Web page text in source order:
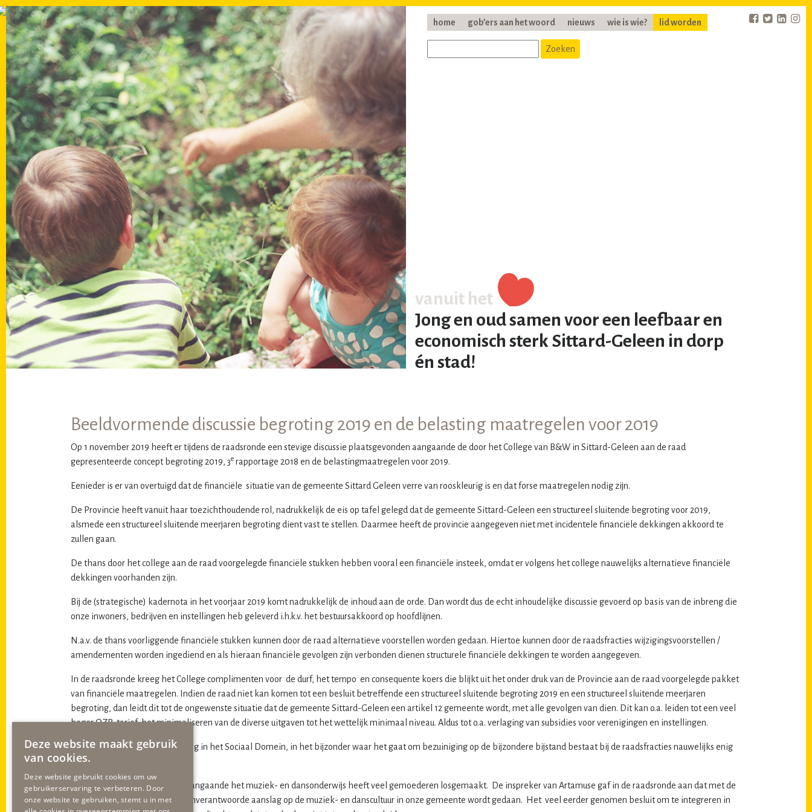
home gob’ers aan het woord nieuws wie is wie? lid worden
vanuit het
Jong en oud samen voor een leefbaar en
economisch sterk Sittard-Geleen in dorp
én stad!
Beeldvormende discussie begroting 2019 en de belasting maatregelen voor 2019
Op 1 november 2019 heeft er tijdens de raadsronde een stevige discussie plaatsgevonden aangaande de door het College van B&W in Sittard-Geleen aan de raad
gepresenteerde concept begroting 2019, 3e rapportage 2018 en de belastingmaatregelen voor 2019.
Eenieder is er van overtuigd dat de financiële situatie van de gemeente Sittard Geleen verre van rooskleurig is en dat forse maatregelen nodig zijn.
De Provincie heeft vanuit haar toezichthoudende rol, nadrukkelijk de eis op tafel gelegd dat de gemeente Sittard-Geleen een structureel sluitende begroting voor 2019,
alsmede een structureel sluitende meerjaren begroting dient vast te stellen. Daarmee heeft de provincie aangegeven niet met incidentele financiële dekkingen akkoord te
zullen gaan.
De thans door het college aan de raad voorgelegde financiële stukken hebben vooral een financiële insteek, omdat er volgens het college nauwelijks alternatieve financiële
dekkingen voorhanden zijn.
Bij de (strategische) kadernota in het voorjaar 2019 komt nadrukkelijk de inhoud aan de orde. Dan wordt dus de echt inhoudelijke discussie gevoerd op basis van de inbreng die
onze inwoners, bedrijven en instellingen heb geleverd i.h.k.v. het bestuursakkoord op hoofdlijnen.
N.a.v. de thans voorliggende financiële stukken kunnen door de raad alternatieve voorstellen worden gedaan. Hiertoe kunnen door de raadsfracties wijzigingsvoorstellen /
amendementen worden ingediend en als hieraan financiële gevolgen zijn verbonden dienen structurele financiële dekkingen te worden aangegeven.
In de raadsronde kreeg het College complimenten voor de durf, het tempo en consequente koers die blijkt uit het onder druk van de Provincie aan de raad voorgelegde pakket
van financiële maatregelen. Indien de raad niet kan komen tot een besluit betreffende een structureel sluitende begroting 2019 en een structureel sluitende meerjaren
begroting, dan leidt dit tot de ongewenste situatie dat de gemeente Sittard-Geleen een artikel 12 gemeente wordt, met alle gevolgen van dien. Dit kan o.a. leiden tot een veel
hoger OZB-tarief, het minimaliseren van de diverse uitgaven tot het wettelijk minimaal niveau. Aldus tot o.a. verlaging van subsidies voor verenigingen en instellingen.
Voor de voorgestelde bezuiniging in het Sociaal Domein, in het bijzonder waar het gaat om bezuiniging op de bijzondere bijstand bestaat bij de raadsfracties nauwelijks enig
draagvlak.
Ook het bezuinigingsvoorstel aangaande het muziek- en dansonderwijs heeft veel gemoederen losgemaakt. De inspreker van Artamuse gaf in de raadsronde aan dat met de
voorgestelde bezuiniging een onverantwoorde aanslag op de muziek- en danscultuur in onze gemeente wordt gedaan. Het veel eerder genomen besluit om te integreren in
Deze website maakt gebruik
van cookies.
Deze website gebruikt cookies om uw
gebruikerservaring te verbeteren. Door
onze website te gebruiken, stemt u in met